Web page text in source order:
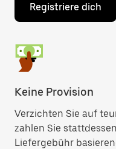
Registriere dich
Keine Provision
Verzichten Sie auf
zahlen Sie
Liefergebühr